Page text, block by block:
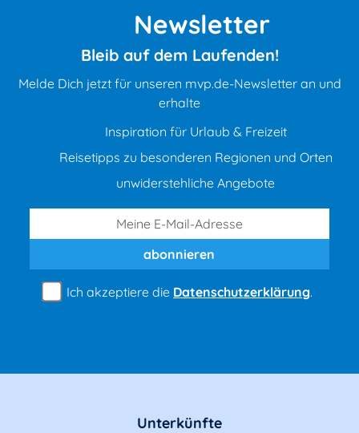
Newsletter
Bleib auf dem Laufenden!
Melde Dich jetzt für unseren mvp.de-Newsletter an und
erhalte
Inspiration für Urlaub & Freizeit
Reisetipps zu besonderen Regionen und Orten
unwiderstehliche Angebote
abonnieren
Ich akzeptiere die Datenschutzerklärung.
Unterkünfte